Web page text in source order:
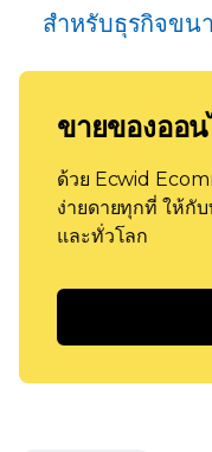
สำหรับธุรกิจขน
ขายของออ
ด้วย Ecwid
ง่ายดายทุกที่ ให้กั
และทั่วโลก